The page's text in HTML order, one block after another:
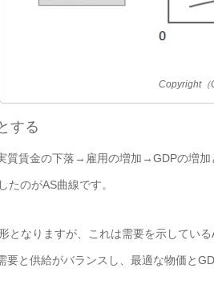
Copyright（
する
賃金の下落→雇用の増加→GDPの増加
のがAS曲線です。
なりますが、これは需要を示してい
と供給がバランスし、最適な物価と